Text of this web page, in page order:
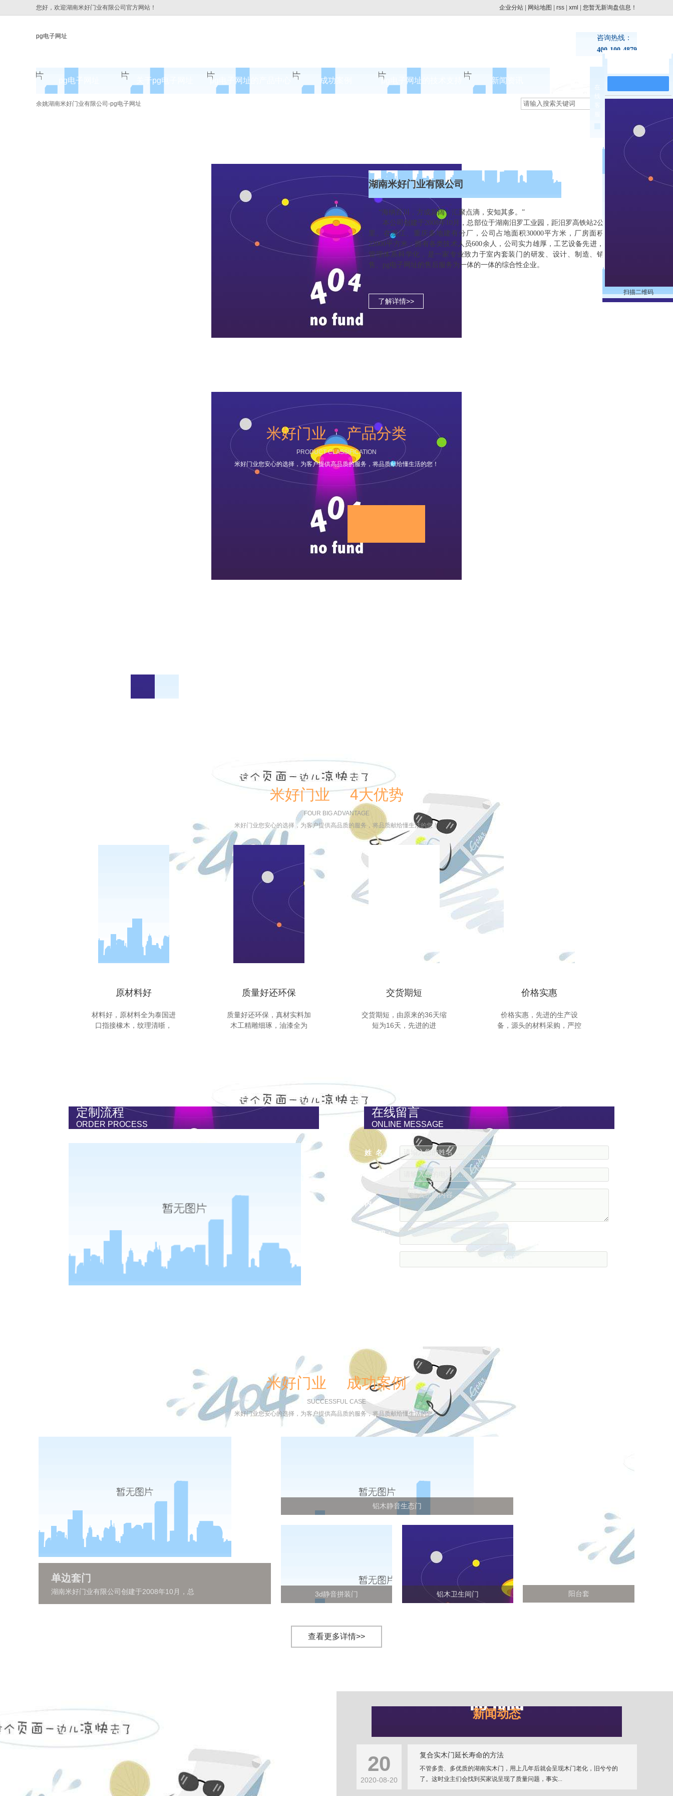
您好，欢迎湖南米好门业有限公司官方网站！ 企业分站 网站地图 rss xml 您暂无新询盘信息！
pg电子网址
咨询热线：
400-100-4879
pg电子网址 关于pg电子网址
pg电子网址的简介
pg电子网址的产品中心 成功案例 pg电子网址的技术支持 新闻资讯
余姚湖南米好门业有限公司-pg电子网址
湖南米好门业有限公司
“海纳百川，方成其阔；汇聚点滴，安知其多。”
本公司创建于2008年10月，总部位于湖南汨罗工业园，距汨罗高铁站2公
里。在浙江、重庆多地建有分厂，公司占地面积30000平方米，厂房面积
22000平方米；拥有各类技术人员600余人，公司实力雄厚，工艺设备先进，
管理体系科学化，是一家专业致力于室内套装门的研发、设计、制造、销
售、pg电子网址的售后服务为一体的一体的综合性企业。
了解详情>>
米好门业 产品分类
PRODUCT CLASSIFICATION
米好门业您安心的选择，为客户提供高品质的服务，将品质献给懂生活的您！
米好门业 4大优势
FOUR BIG ADVANTAGE
米好门业您安心的选择，为客户提供高品质的服务，将品质献给懂生活的您！
原材料好
材料好，原材料全为泰国进
口指接橡木，纹理清晣，
质量好还环保
质量好还环保，真材实料加
木工精雕细琢，油漆全为
交货期短
交货期短，由原来的36天缩
短为16天，先进的进
价格实惠
价格实惠，先进的生产设
备，源头的材料采购，严控
定制流程
ORDER PROCESS
在线留言
ONLINE MESSAGE
姓 名： 请输入您的姓名......
请输入您的电话......
内 容：
请输入您的内容......
验证码：
米好门业 成功案例
SUCCESSFUL CASE
米好门业您安心的选择，为客户提供高品质的服务，将品质献给懂生活的您！
单边套门
湖南米好门业有限公司创建于2008年10月，总
铝木静音生态门
3d静音拼装门 铝木卫生间门 阳台套
查看更多详情>>
新闻动态
20
2020-08-20
复合实木门延长寿命的方法
不管多贵、多优质的湖南实木门，用上几年后就会呈现木门老化，旧兮兮的
了。这时业主们会找到买家说呈现了质量问题，事实...
在
扫描二维码